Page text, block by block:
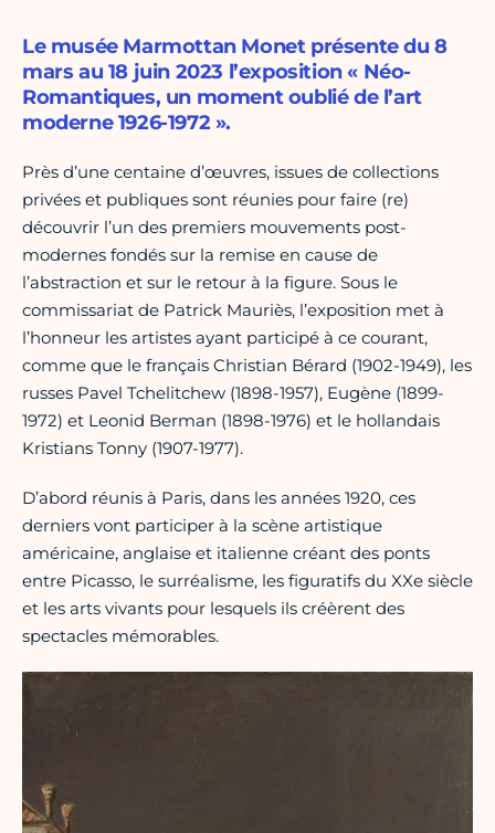
Le musée Marmottan Monet présente du 8
mars au 18 juin 2023 l’exposition « Néo-
Romantiques, un moment oublié de l’art
moderne 1926-1972 ».
Près d’une centaine d’œuvres, issues de collections
privées et publiques sont réunies pour faire (re)
découvrir l’un des premiers mouvements post-
modernes fondés sur la remise en cause de
l’abstraction et sur le retour à la figure. Sous le
commissariat de Patrick Mauriès, l’exposition met à
l’honneur les artistes ayant participé à ce courant,
comme que le français Christian Bérard (1902-1949), les
russes Pavel Tchelitchew (1898-1957), Eugène (1899-
1972) et Leonid Berman (1898-1976) et le hollandais
Kristians Tonny (1907-1977).
D’abord réunis à Paris, dans les années 1920, ces
derniers vont participer à la scène artistique
américaine, anglaise et italienne créant des ponts
entre Picasso, le surréalisme, les figuratifs du XXe siècle
et les arts vivants pour lesquels ils créèrent des
spectacles mémorables.